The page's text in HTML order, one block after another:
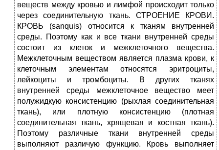
веществ между кровью и лимфой происходит только
через соединительную ткань. СТРОЕНИЕ КРОВИ.
КРОВЬ (sanquis) относится к тканям внутренней
среды. Поэтому как и все ткани внутренней среды
состоит из клеток и межклеточного вещества.
Межклеточным веществом является плазма крови, к
клеточным элементам относятся эритроциты,
лейкоциты и тромбоциты. В других тканях
внутренней среды межклеточное вещество меет
полужидкую консистенцию (рыхлая соединительная
ткань), или плотную консистенцию (плотная
соединительная ткань, хрящевая и костная ткань).
Поэтому различные ткани внутренней среды
выполняют различую функцию. Кровь выполняет